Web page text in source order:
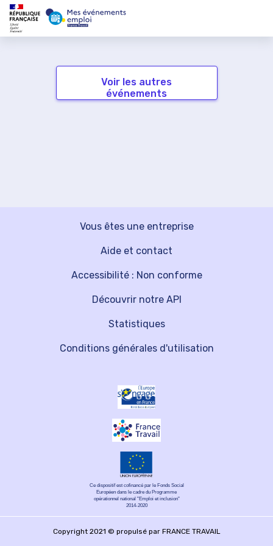
Voir les autres
événements
Vous êtes une entreprise
Découvrir notre API
Aide et contact
Statistiques
Accessibilité : Non conforme
Conditions générales d'utilisation
Ce dispositif est cofinancé par le Fonds Social
Européen dans le cadre du Programme
opérationnel national "Emploi et inclusion"
2014-2020
Copyright 2021 © propulsé par FRANCE TRAVAIL